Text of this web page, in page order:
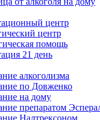
центр
центр
помощь
21 день
алкоголизма
по Довженко
на дому
препаратом
Налтрексоном